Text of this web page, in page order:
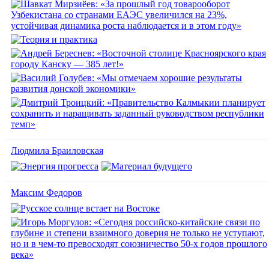
Людмила Браиловская
Максим Федоров